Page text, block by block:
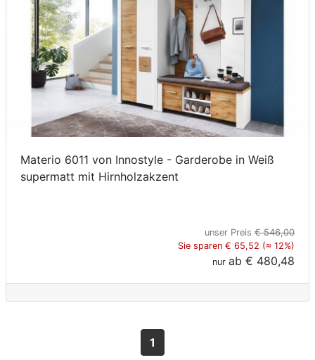
Materio 6011 von Innostyle - Garderobe in Weiß
supermatt mit Hirnholzakzent
unser Preis € 546,00
Sie sparen € 65,52 (≈ 12%)
nur ab € 480,48
1